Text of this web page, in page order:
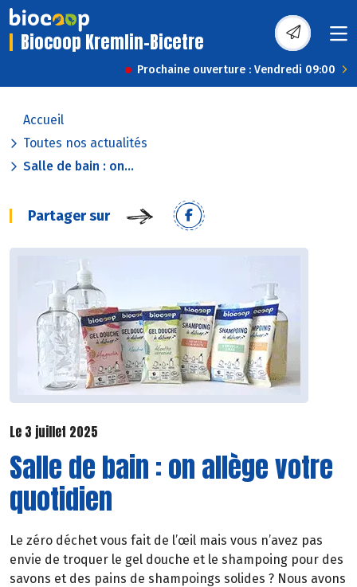
Biocoop Kremlin-Bicetre
Prochaine ouverture : Vendredi 09:00
Accueil
Toutes nos actualités
Salle de bain : on...
Partager sur
Le 3 juillet 2025
Salle de bain : on allège votre
quotidien
Le zéro déchet vous fait de l’œil mais vous n’avez pas
envie de troquer le gel douche et le shampoing pour des
savons et des pains de shampoings solides ? Nous avons